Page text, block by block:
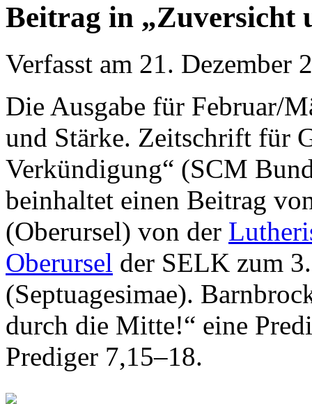
Beitrag in „Zuversicht
Verfasst am 21. Dezember
Die Ausgabe für Februar/
und Stärke. Zeitschrift für
Verkündigung“ (SCM
beinhaltet einen Beitrag
(Oberursel) von der
Oberursel der SELK zum
(Septuagesimae).
durch die Mitte!“ eine
Prediger 7,15–18.